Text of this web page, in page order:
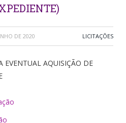
DE 2020 LICITAÇÕES
EVENTUAL AQUISIÇÃO DE